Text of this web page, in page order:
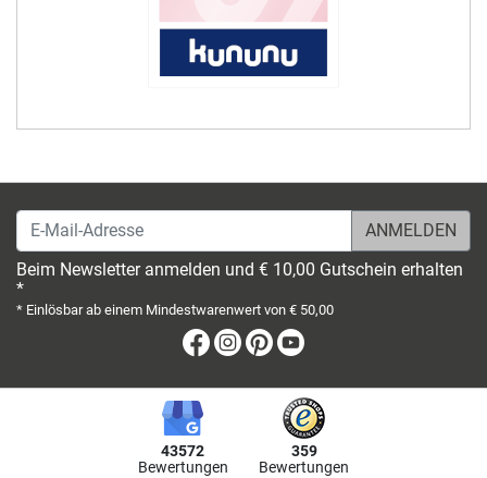
E-Mail-Adresse
Beim Newsletter anmelden und € 10,00 Gutschein erhalten
*
* Einlösbar ab einem Mindestwarenwert von € 50,00
Facebook
Instagram
Pinterest
43572
Bewertungen
359
Bewertungen